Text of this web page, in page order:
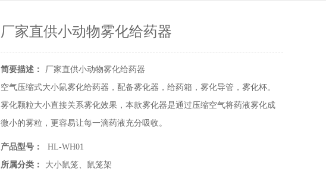
厂家直供小动物雾化给药器
简要描述：
厂家直供小动物雾化给药器
空气压缩式大小鼠雾化给药器，配备雾化器，给药箱，雾化导管，雾化杯。
雾化颗粒大小直接关系雾化效果，本款雾化器是通过压缩空气将药液雾化成
微小的雾粒，更容易让每一滴药液充分吸收。
产品型号：
HL-WH01
所属分类：
大小鼠笼、鼠笼架